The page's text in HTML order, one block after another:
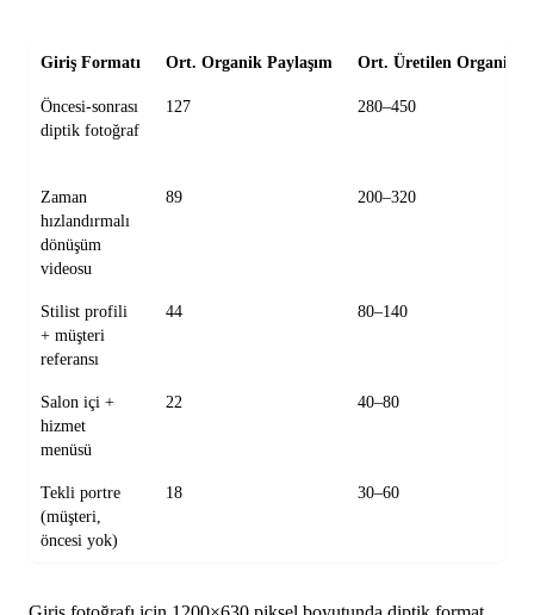
Giriş Formatı Ort. Organik Paylaşım Ort. Üretilen Organik
Öncesi-sonrası
diptik fotoğraf
127 280–450
Zaman
hızlandırmalı
dönüşüm
videosu
89 200–320
Stilist profili
+ müşteri
referansı
44 80–140
Salon içi +
hizmet
menüsü
22 40–80
Tekli portre
(müşteri,
öncesi yok)
18 30–60